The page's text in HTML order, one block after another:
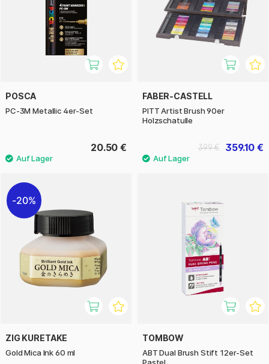
POSCA
PC-3M Metallic 4er-Set
20.50 €
FABER-CASTELL
PITT Artist Brush 90er
Holzschatulle
359.10 €
399 €
20%
ZIG KURETAKE
Gold Mica Ink 60 ml
TOMBOW
ABT Dual Brush Stift 12er-Set